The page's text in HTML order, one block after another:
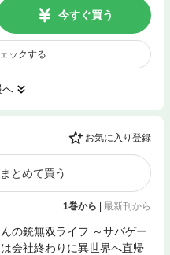
今すぐ買う
ックする
へ
お気に入り登録
とめて買う
1巻から | 最新刊から
の銃無双ライフ ～サバゲー
会社終わりに異世界へ直帰